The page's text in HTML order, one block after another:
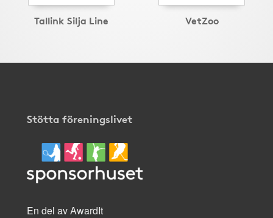
Tallink Silja Line VetZoo
Stötta föreningslivet
En del av AwardIt